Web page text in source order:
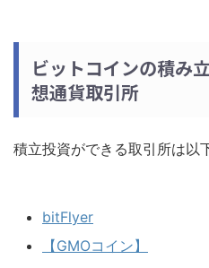
ビットコインの積み
想通貨取引所
積立投資ができる取引所は以
bitFlyer
【GMOコイン】